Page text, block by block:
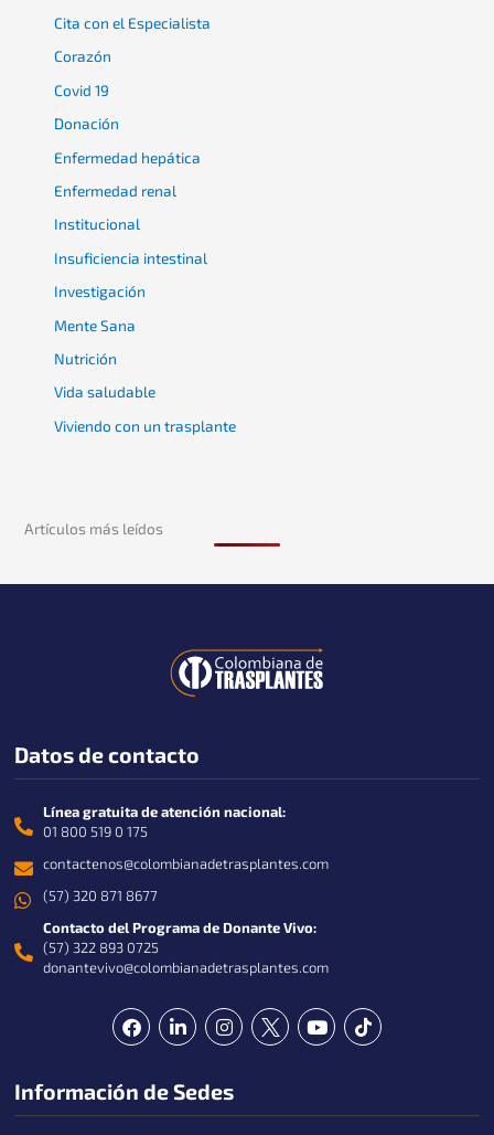
Cita con el Especialista
Corazón
Covid 19
Donación
Enfermedad hepática
Enfermedad renal
Institucional
Insuficiencia intestinal
Investigación
Mente Sana
Nutrición
Vida saludable
Viviendo con un trasplante
Artículos más leídos
Datos de contacto
Línea gratuita de atención nacional:
01 800 519 0 175
contactenos@colombianadetrasplantes.com
(57) 320 871 8677
Contacto del Programa de Donante Vivo:
(57) 322 893 0725
donantevivo@colombianadetrasplantes.com
F
a
b
o
L
i
e
d
I
n
a
g
Y
o
b
T
i
k
Información de Sedes